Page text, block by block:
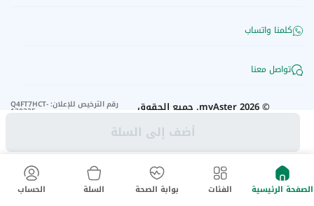
أضف إلى السلة
كلمنا واتساب
تواصل معنا
©
2026
myAster. جميع الحقوق رقم الترخيص للإعلان:
Q4FT7HCT-
130325
الصفحة الرئيسية الفئات بوابة الصحة السلة الحساب